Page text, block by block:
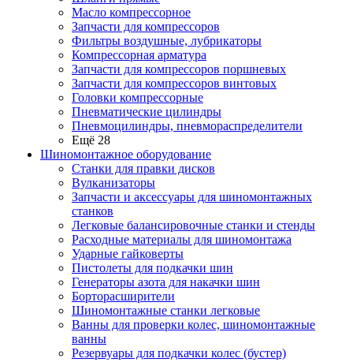
Масло компрессорное
Запчасти для компрессоров
Фильтры воздушные, лубрикаторы
Компрессорная арматура
Запчасти для компрессоров поршневых
Запчасти для компрессоров винтовых
Головки компрессорные
Пневматические цилиндры
Пневмоцилиндры, пневмораспределители
Ещё 28
Шиномонтажное оборудование
Станки для правки дисков
Вулканизаторы
Запчасти и аксессуары для шиномонтажных
станков
Легковые балансировочные станки и стенды
Расходные материалы для шиномонтажа
Ударные гайковерты
Пистолеты для подкачки шин
Генераторы азота для накачки шин
Борторасширители
Шиномонтажные станки легковые
Ванны для проверки колес, шиномонтажные
ванны
Резервуары для подкачки колес (бустер)